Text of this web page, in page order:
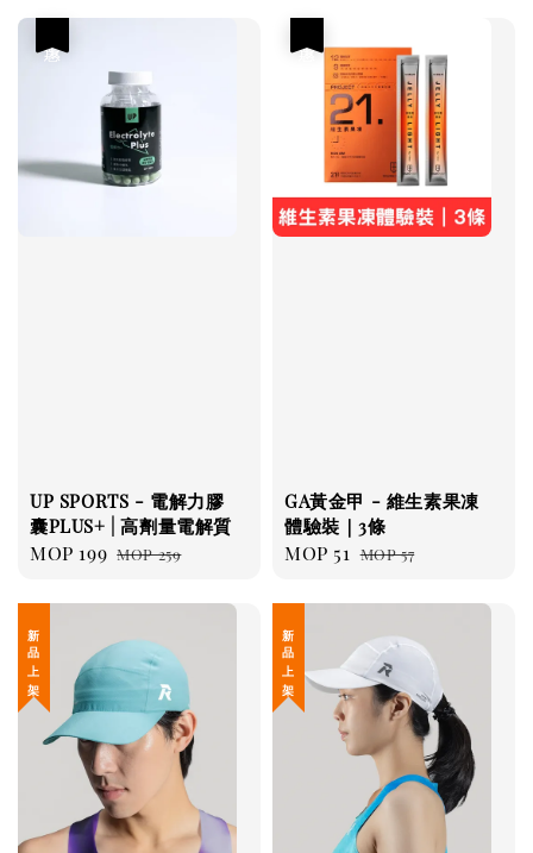
UP SPORTS - 電解力膠
囊PLUS+ | 高劑量電解質
Sale
MOP 199 Regular
MOP 259
GA黃金甲 - 維生素果凍
體驗裝｜3條
Sale
MOP 51 Regular
MOP 57
新 品 上 架 新 品 上 架